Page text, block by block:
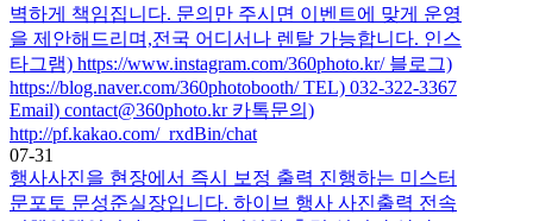
벽하게 책임집니다. 문의만 주시면 이벤트에 맞게 운영
을 제안해드리며,전국 어디서나 렌탈 가능합니다. 인스
타그램) https://www.instagram.com/360photo.kr/ 블로그)
https://blog.naver.com/360photobooth/ TEL) 032-322-3367
Email) contact@360photo.kr 카톡문의)
http://pf.kakao.com/_rxdBin/chat
07-31
행사사진을 현장에서 즉시 보정 출력 진행하는 미스터
문포토 문성준실장입니다. 하이브 행사 사진출력 전속